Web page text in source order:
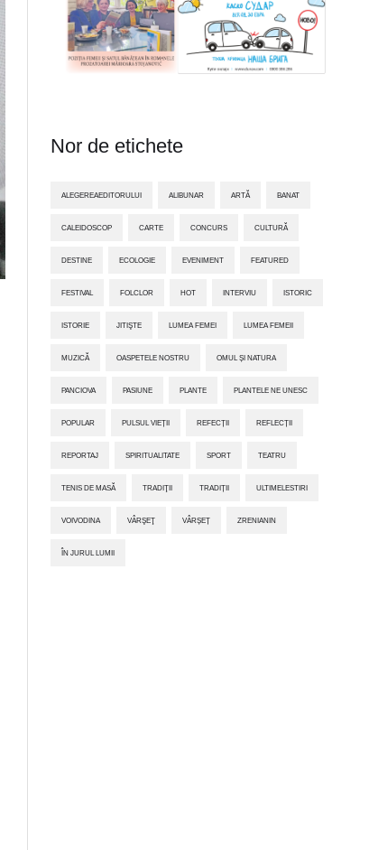
Nor de etichete
ALEGEREAEDITORULUI ALIBUNAR ARTĂ BANAT
CALEIDOSCOP CARTE CONCURS CULTURĂ
DESTINE ECOLOGIE EVENIMENT FEATURED
FESTIVAL FOLCLOR HOT INTERVIU ISTORIC
ISTORIE JITIŞTE LUMEA FEMEI LUMEA FEMEII
MUZICĂ OASPETELE NOSTRU OMUL ȘI NATURA
PANCIOVA PASIUNE PLANTE PLANTELE NE UNESC
POPULAR PULSUL VIEȚII REFECȚII REFLECȚII
REPORTAJ SPIRITUALITATE SPORT TEATRU
TENIS DE MASĂ TRADIŢII TRADIȚII ULTIMELESTIRI
VOIVODINA VÂRŞEŢ VÂRȘEȚ ZRENIANIN
ÎN JURUL LUMII